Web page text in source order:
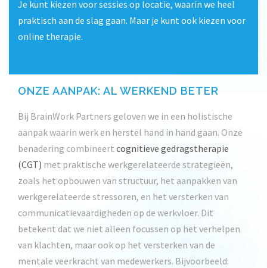
Je kunt kiezen voor sessies op locatie, waarin we heel
praktisch aan de slag gaan. Maar je kunt ook kiezen voor
online therapie.
ONZE AANPAK: AL WERKEND BETER
Bij BrainWork Partners geloven we in een holistische
aanpak waarin werk en herstel hand in hand gaan. Onze
benadering combineert cognitieve gedragstherapie
(CGT) met praktische werkgerelateerde strategieën,
zoals het opbouwen van structuur, het aanpakken van
werkgerelateerde stressoren, en het versterken van
communicatievaardigheden op de werkvloer. Dit
betekent dat we niet alleen focussen op het verhelpen
van klachten, maar ook op het versterken van de
mentale veerkracht van medewerkers. Bijvoorbeeld: